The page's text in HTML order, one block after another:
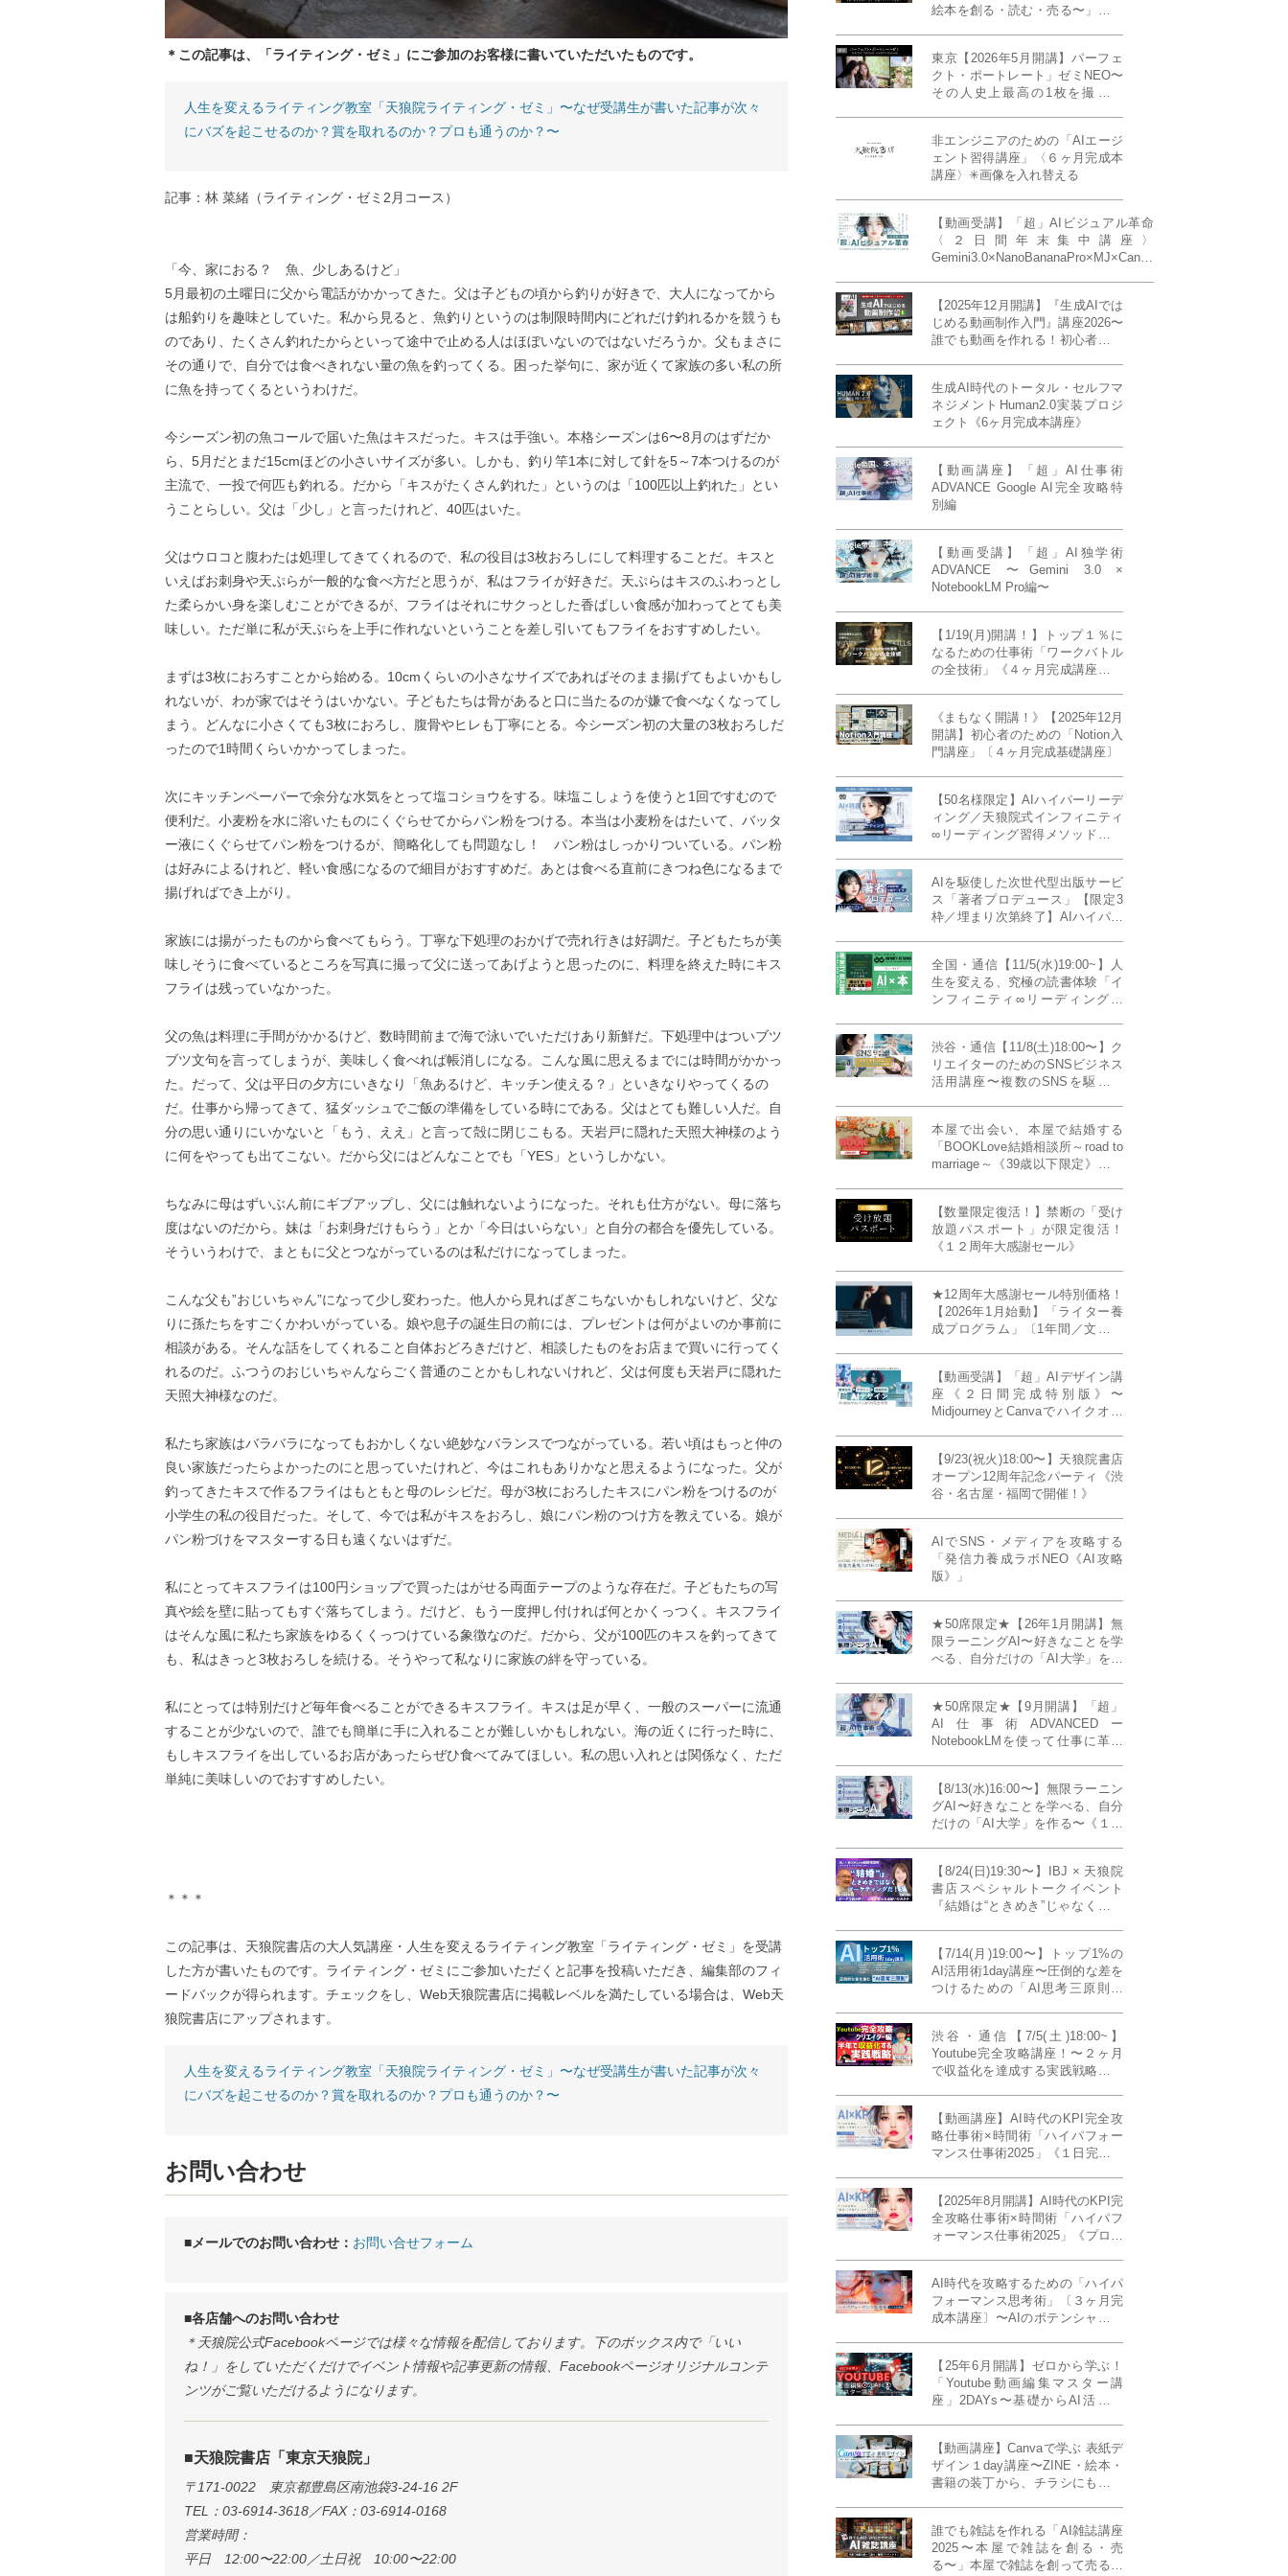
＊この記事は、「ライティング・ゼミ」にご参加のお客様に書いていただいたものです。
人生を変えるライティング教室「天狼院ライティング・ゼミ」〜なぜ受講生が書いた記事が次々
にバズを起こせるのか？賞を取れるのか？プロも通うのか？〜
記事：林 菜緒（ライティング・ゼミ2月コース）
「今、家におる？ 魚、少しあるけど」
5月最初の土曜日に父から電話がかかってきた。父は子どもの頃から釣りが好きで、大人になってから
は船釣りを趣味としていた。私から見ると、魚釣りというのは制限時間内にどれだけ釣れるかを競うも
のであり、たくさん釣れたからといって途中で止める人はほぼいないのではないだろうか。父もまさに
その通りで、自分では食べきれない量の魚を釣ってくる。困った挙句に、家が近くて家族の多い私の所
に魚を持ってくるというわけだ。
今シーズン初の魚コールで届いた魚はキスだった。キスは手強い。本格シーズンは6〜8月のはずだか
ら、5月だとまだ15cmほどの小さいサイズが多い。しかも、釣り竿1本に対して針を5～7本つけるのが
主流で、一投で何匹も釣れる。だから「キスがたくさん釣れた」というのは「100匹以上釣れた」とい
うことらしい。父は「少し」と言ったけれど、40匹はいた。
父はウロコと腹わたは処理してきてくれるので、私の役目は3枚おろしにして料理することだ。キスと
いえばお刺身や天ぷらが一般的な食べ方だと思うが、私はフライが好きだ。天ぷらはキスのふわっとし
た柔らかい身を楽しむことができるが、フライはそれにサクっとした香ばしい食感が加わってとても美
味しい。ただ単に私が天ぷらを上手に作れないということを差し引いてもフライをおすすめしたい。
まずは3枚におろすことから始める。10cmくらいの小さなサイズであればそのまま揚げてもよいかもし
れないが、わが家ではそうはいかない。子どもたちは骨があると口に当たるのが嫌で食べなくなってし
まう。どんなに小さくても3枚におろし、腹骨やヒレも丁寧にとる。今シーズン初の大量の3枚おろしだ
ったので1時間くらいかかってしまった。
次にキッチンペーパーで余分な水気をとって塩コショウをする。味塩こしょうを使うと1回ですむので
便利だ。小麦粉を水に溶いたものにくぐらせてからパン粉をつける。本当は小麦粉をはたいて、バッタ
ー液にくぐらせてパン粉をつけるが、簡略化しても問題なし！ パン粉はしっかりついている。パン粉
は好みによるけれど、軽い食感になるので細目がおすすめだ。あとは食べる直前にきつね色になるまで
揚げればでき上がり。
家族には揚がったものから食べてもらう。丁寧な下処理のおかげで売れ行きは好調だ。子どもたちが美
味しそうに食べているところを写真に撮って父に送ってあげようと思ったのに、料理を終えた時にキス
フライは残っていなかった。
父の魚は料理に手間がかかるけど、数時間前まで海で泳いでいただけあり新鮮だ。下処理中はついブツ
ブツ文句を言ってしまうが、美味しく食べれば帳消しになる。こんな風に思えるまでには時間がかかっ
た。だって、父は平日の夕方にいきなり「魚あるけど、キッチン使える？」といきなりやってくるの
だ。仕事から帰ってきて、猛ダッシュでご飯の準備をしている時にである。父はとても難しい人だ。自
分の思い通りにいかないと「もう、ええ」と言って殻に閉じこもる。天岩戸に隠れた天照大神様のよう
に何をやっても出てこない。だから父にはどんなことでも「YES」というしかない。
ちなみに母はずいぶん前にギブアップし、父には触れないようになった。それも仕方がない。母に落ち
度はないのだから。妹は「お刺身だけもらう」とか「今日はいらない」と自分の都合を優先している。
そういうわけで、まともに父とつながっているのは私だけになってしまった。
こんな父も”おじいちゃん”になって少し変わった。他人から見ればぎこちないかもしれないけど、父な
りに孫たちをすごくかわいがっている。娘や息子の誕生日の前には、プレゼントは何がよいのか事前に
相談がある。そんな話をしてくれること自体おどろきだけど、相談したものをお店まで買いに行ってく
れるのだ。ふつうのおじいちゃんならごく普通のことかもしれないけれど、父は何度も天岩戸に隠れた
天照大神様なのだ。
私たち家族はバラバラになってもおかしくない絶妙なバランスでつながっている。若い頃はもっと仲の
良い家族だったらよかったのにと思っていたけれど、今はこれもありかなと思えるようになった。父が
釣ってきたキスで作るフライはもともと母のレシピだ。母が3枚におろしたキスにパン粉をつけるのが
小学生の私の役目だった。そして、今では私がキスをおろし、娘にパン粉のつけ方を教えている。娘が
パン粉づけをマスターする日も遠くないはずだ。
私にとってキスフライは100円ショップで買ったはがせる両面テープのような存在だ。子どもたちの写
真や絵を壁に貼ってもすぐ落ちてしまう。だけど、もう一度押し付ければ何とかくっつく。キスフライ
はそんな風に私たち家族をゆるくくっつけている象徴なのだ。だから、父が100匹のキスを釣ってきて
も、私はきっと3枚おろしを続ける。そうやって私なりに家族の絆を守っている。
私にとっては特別だけど毎年食べることができるキスフライ。キスは足が早く、一般のスーパーに流通
することが少ないので、誰でも簡単に手に入れることが難しいかもしれない。海の近くに行った時に、
もしキスフライを出しているお店があったらぜひ食べてみてほしい。私の思い入れとは関係なく、ただ
単純に美味しいのでおすすめしたい。
＊＊＊
この記事は、天狼院書店の大人気講座・人生を変えるライティング教室「ライティング・ゼミ」を受講
した方が書いたものです。ライティング・ゼミにご参加いただくと記事を投稿いただき、編集部のフィ
ードバックが得られます。チェックをし、Web天狼院書店に掲載レベルを満たしている場合は、Web天
狼院書店にアップされます。
人生を変えるライティング教室「天狼院ライティング・ゼミ」〜なぜ受講生が書いた記事が次々
にバズを起こせるのか？賞を取れるのか？プロも通うのか？〜
お問い合わせ
■メールでのお問い合わせ： お問い合せフォーム
■各店舗へのお問い合わせ
＊天狼院公式Facebookページでは様々な情報を配信しております。下のボックス内で「いい
ね！」をしていただくだけでイベント情報や記事更新の情報、Facebookページオリジナルコンテ
ンツがご覧いただけるようになります。
■天狼院書店「東京天狼院」
〒171-0022 東京都豊島区南池袋3-24-16 2F
TEL：03-6914-3618／FAX：03-6914-0168
営業時間：
平日 12:00〜22:00／土日祝 10:00〜22:00
絵本を創る・読む・売る〜」イン
20名限定》
東京【2026年5月開講】パーフェ
クト・ポートレート」ゼミNEO〜
その人史上最高の1枚を撮る！
催）」《初参加大歓迎／12名限
定》
非エンジニアのための「AIエージ
ェント習得講座」〈６ヶ月完成本
講座〉✳︎画像を入れ替える
【動画受講】「超」AIビジュアル革命
〈２日間年末集中講座〉
Gemini3.0×NanoBananaPro×MJ×Canva
【2025年12月開講】『生成AIでは
じめる動画制作入門』講座2026〜
誰でも動画を作れる！初心者から
生成AI時代のトータル・セルフマ
ネジメントHuman2.0実装プロジ
ェクト《6ヶ月完成本講座》
【動画講座】「超」AI仕事術
ADVANCE Google AI完全攻略特
別編
【動画受講】「超」AI独学術
ADVANCE 〜Gemini 3.0 ×
NotebookLM Pro編〜
【1/19(月)開講！】トップ１％に
なるための仕事術「ワークバトル
の全技術」《４ヶ月完成講座》ー
《まもなく開講！》【2025年12月
開講】初心者のための「Notion入
門講座」〔４ヶ月完成基礎講座〕
【50名様限定】AIハイパーリーデ
ィング／天狼院式インフィニティ
∞リーディング習得メソッド《４
AIを駆使した次世代型出版サービ
ス「著者プロデュース」【限定3
枠／埋まり次第終了】AIハイパー
全国・通信【11/5(水)19:00~】人
生を変える、究極の読書体験「イ
ンフィニティ∞リーディング／
MILLENNIUM THINKING アメリ
カ最高峰大学の人気講義』
渋谷・通信【11/8(土)18:00〜】ク
リエイターのためのSNSビジネス
活用講座〜複数のSNSを駆使し
成ラボPresents》
本屋で出会い、本屋で結婚する
「BOOKLove結婚相談所～road to
marriage～《39歳以下限定》」全
【数量限定復活！】禁断の「受け
放題パスポート」が限定復活！
《１２周年大感謝セール》
★12周年大感謝セール特別価格！
【2026年1月始動】「ライター養
成プログラム」〔1年間／文章講
ー”へ、全国どこからでも。〜《全
店舗リアルタイム参加OK／録画
視聴対応／限定4席》
【動画受講】「超」AIデザイン講
座《２日間完成特別版》〜
MidjourneyとCanvaでハイクオリ
【9/23(祝火)18:00〜】天狼院書店
オープン12周年記念パーティ《渋
谷・名古屋・福岡で開催！》
AIでSNS・メディアを攻略する
「発信力養成ラボNEO《AI攻略
版》」
★50席限定★【26年1月開講】無
限ラーニングAI〜好きなことを学
べる、自分だけの「AI大学」を作
★50席限定★【9月開講】「超」
AI仕事術ADVANCEDー
NotebookLMを使って仕事に革命
【8/13(水)16:00〜】無限ラーニン
グAI〜好きなことを学べる、自分
だけの「AI大学」を作る〜《１日
【8/24(日)19:30〜】IBJ × 天狼院
書店スペシャルトークイベント
『結婚は“ときめき”じゃなくて、
のカタチ〜《BOOKLove結婚相談
所presents》
【7/14(月)19:00〜】トップ1%の
AI活用術1day講座〜圧倒的な差を
つけるための「AI思考三原則」
渋谷・通信【7/5(土)18:00~】
Youtube完全攻略講座！〜２ヶ月
で収益化を達成する実践戦略！ゲ
発信力養成ラボNEO》
【動画講座】AI時代のKPI完全攻
略仕事術×時間術「ハイパフォー
マンス仕事術2025」《１日完成特
【2025年8月開講】AI時代のKPI完
全攻略仕事術×時間術「ハイパフ
ォーマンス仕事術2025」《プロフ
AI時代を攻略するための「ハイパ
フォーマンス思考術」〔３ヶ月完
成本講座〕〜AIのポテンシャルを
【25年6月開講】ゼロから学ぶ！
「Youtube動画編集マスター講
座」2DAYs〜基礎からAI活用ま
【動画講座】Canvaで学ぶ 表紙デ
ザイン１day講座〜ZINE・絵本・
書籍の装丁から、チラシにも活か
誰でも雑誌を作れる「AI雑誌講座
2025〜本屋で雑誌を創る・売
る〜」本屋で雑誌を創って売る！